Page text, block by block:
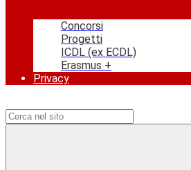
Concorsi
Progetti
ICDL (ex ECDL)
Erasmus +
Privacy